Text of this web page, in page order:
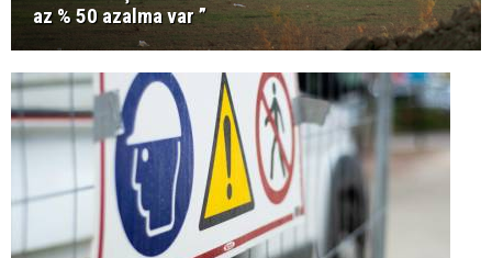
az % 50 azalma var ”